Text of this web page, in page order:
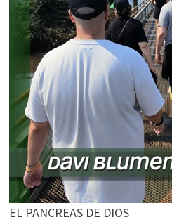
EL PANCREAS DE DIOS